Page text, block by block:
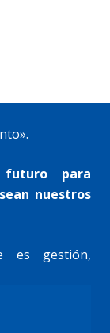
para
nuestros
es gestión,